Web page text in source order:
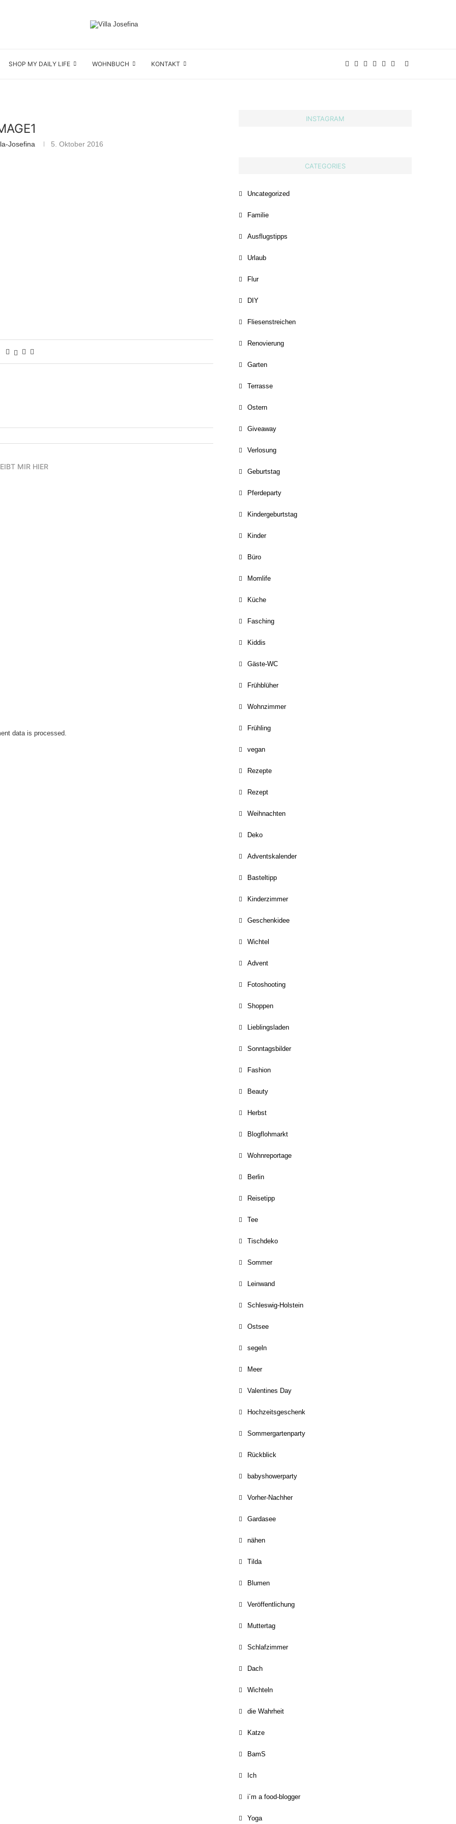
SHOP MY DAILY LIFE WOHNBUCH KONTAKT
Josefina 5. Oktober 2016
MIR HIER
data is processed.
INSTAGRAM
CATEGORIES
Uncategorized
Familie
Ausflugstipps
Urlaub
Flur
DIY
Fliesenstreichen
Renovierung
Garten
Terrasse
Ostern
Giveaway
Verlosung
Geburtstag
Pferdeparty
Kindergeburtstag
Kinder
Büro
Momlife
Küche
Fasching
Kiddis
Gäste-WC
Frühblüher
Wohnzimmer
Frühling
vegan
Rezepte
Rezept
Weihnachten
Deko
Adventskalender
Basteltipp
Kinderzimmer
Geschenkidee
Wichtel
Advent
Fotoshooting
Shoppen
Lieblingsladen
Sonntagsbilder
Fashion
Beauty
Herbst
Blogflohmarkt
Wohnreportage
Berlin
Reisetipp
Tee
Tischdeko
Sommer
Leinwand
Schleswig-Holstein
Ostsee
segeln
Meer
Valentines Day
Hochzeitsgeschenk
Sommergartenparty
Rückblick
babyshowerparty
Vorher-Nachher
Gardasee
nähen
Tilda
Blumen
Veröffentlichung
Muttertag
Schlafzimmer
Dach
Wichteln
die Wahrheit
Katze
BamS
Ich
i´m a food-blogger
Yoga